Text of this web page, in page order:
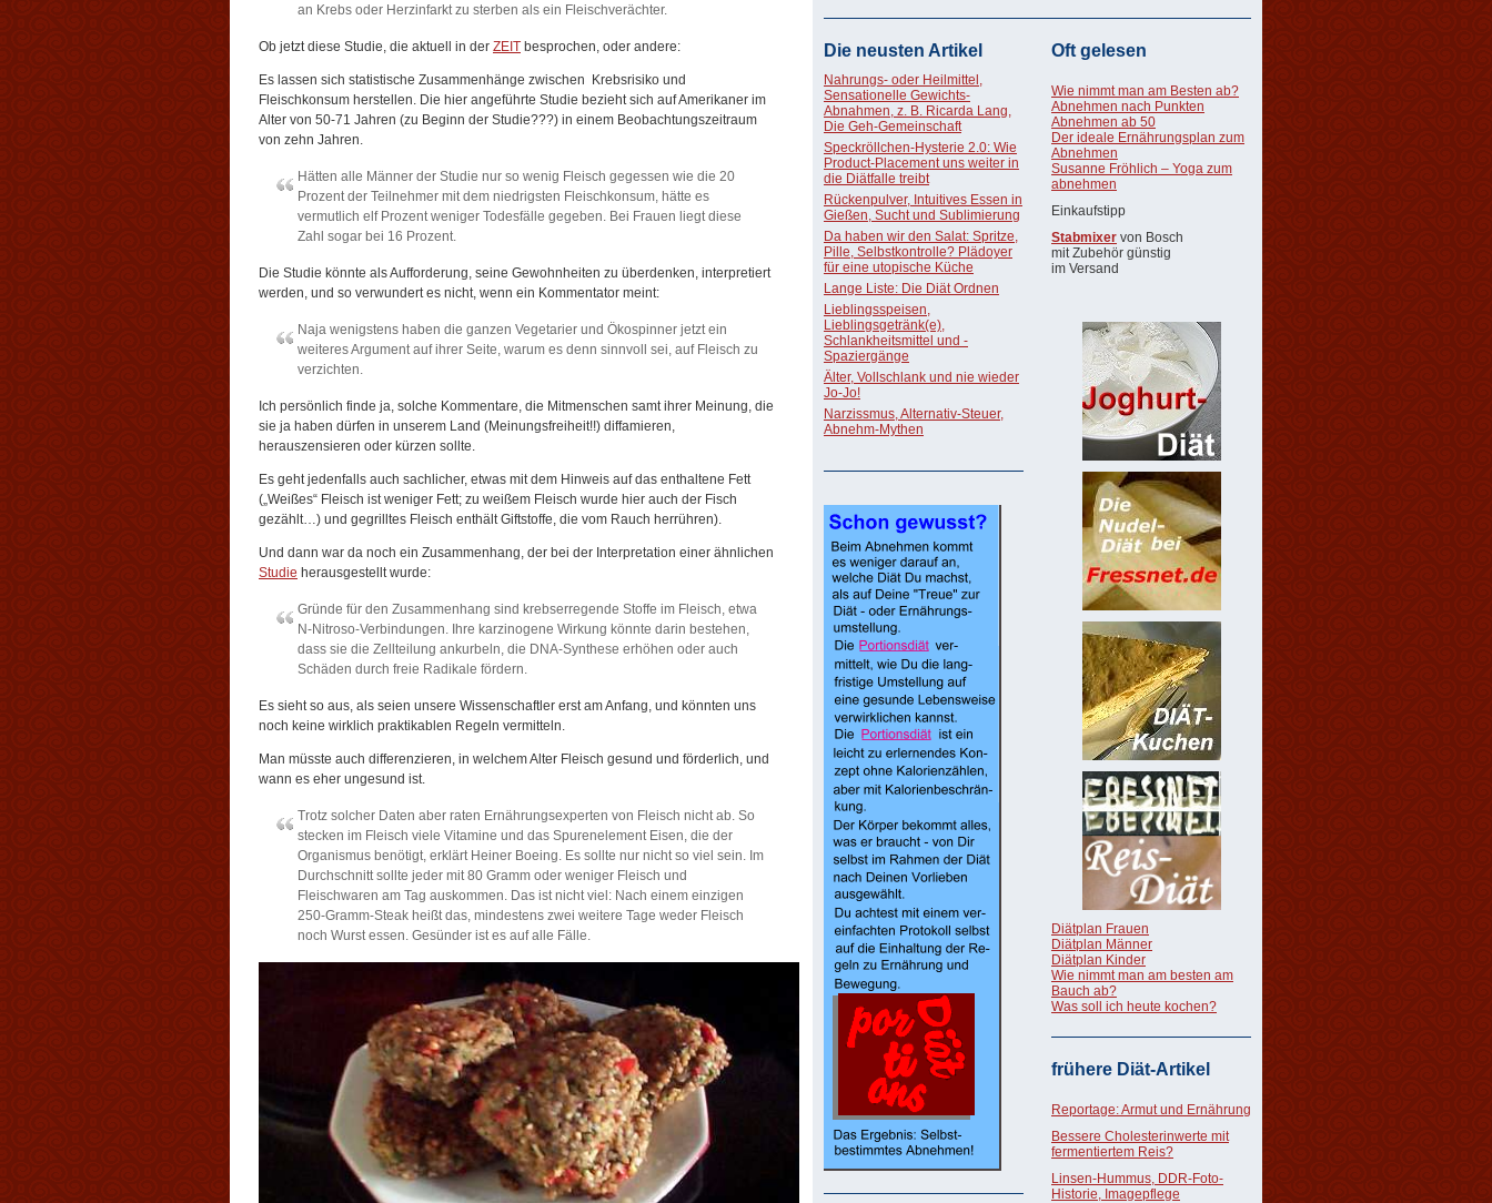
an Krebs oder Herzinfarkt zu sterben als ein Fleischverächter.
Ob jetzt diese Studie, die aktuell in der ZEIT besprochen, oder andere:
Es lassen sich statistische Zusammenhänge zwischen Krebsrisiko und
Fleischkonsum herstellen. Die hier angeführte Studie bezieht sich auf Amerikaner im
Alter von 50-71 Jahren (zu Beginn der Studie???) in einem Beobachtungszeitraum
von zehn Jahren.
Hätten alle Männer der Studie nur so wenig Fleisch gegessen wie die 20
Prozent der Teilnehmer mit dem niedrigsten Fleischkonsum, hätte es
vermutlich elf Prozent weniger Todesfälle gegeben. Bei Frauen liegt diese
Zahl sogar bei 16 Prozent.
Die Studie könnte als Aufforderung, seine Gewohnheiten zu überdenken, interpretiert
werden, und so verwundert es nicht, wenn ein Kommentator meint:
Naja wenigstens haben die ganzen Vegetarier und Ökospinner jetzt ein
weiteres Argument auf ihrer Seite, warum es denn sinnvoll sei, auf Fleisch zu
verzichten.
Ich persönlich finde ja, solche Kommentare, die Mitmenschen samt ihrer Meinung, die
sie ja haben dürfen in unserem Land (Meinungsfreiheit!!) diffamieren,
herauszensieren oder kürzen sollte.
Es geht jedenfalls auch sachlicher, etwas mit dem Hinweis auf das enthaltene Fett
(„Weißes“ Fleisch ist weniger Fett; zu weißem Fleisch wurde hier auch der Fisch
gezählt…) und gegrilltes Fleisch enthält Giftstoffe, die vom Rauch herrühren).
Und dann war da noch ein Zusammenhang, der bei der Interpretation einer ähnlichen
Studie herausgestellt wurde:
Gründe für den Zusammenhang sind krebserregende Stoffe im Fleisch, etwa
N-Nitroso-Verbindungen. Ihre karzinogene Wirkung könnte darin bestehen,
dass sie die Zellteilung ankurbeln, die DNA-Synthese erhöhen oder auch
Schäden durch freie Radikale fördern.
Es sieht so aus, als seien unsere Wissenschaftler erst am Anfang, und könnten uns
noch keine wirklich praktikablen Regeln vermitteln.
Man müsste auch differenzieren, in welchem Alter Fleisch gesund und förderlich, und
wann es eher ungesund ist.
Trotz solcher Daten aber raten Ernährungsexperten von Fleisch nicht ab. So
stecken im Fleisch viele Vitamine und das Spurenelement Eisen, die der
Organismus benötigt, erklärt Heiner Boeing. Es sollte nur nicht so viel sein. Im
Durchschnitt sollte jeder mit 80 Gramm oder weniger Fleisch und
Fleischwaren am Tag auskommen. Das ist nicht viel: Nach einem einzigen
250-Gramm-Steak heißt das, mindestens zwei weitere Tage weder Fleisch
noch Wurst essen. Gesünder ist es auf alle Fälle.
Die neusten Artikel
Nahrungs- oder Heilmittel,
Sensationelle Gewichts-
Abnahmen, z. B. Ricarda Lang,
Die Geh-Gemeinschaft
Speckröllchen-Hysterie 2.0: Wie
Product-Placement uns weiter in
die Diätfalle treibt
Rückenpulver, Intuitives Essen in
Gießen, Sucht und Sublimierung
Da haben wir den Salat: Spritze,
Pille, Selbstkontrolle? Plädoyer
für eine utopische Küche
Lange Liste: Die Diät Ordnen
Lieblingsspeisen,
Lieblingsgetränk(e),
Schlankheitsmittel und -
Spaziergänge
Älter, Vollschlank und nie wieder
Jo-Jo!
Narzissmus, Alternativ-Steuer,
Abnehm-Mythen
Oft gelesen
Wie nimmt man am Besten ab?
Abnehmen nach Punkten
Abnehmen ab 50
Der ideale Ernährungsplan zum
Abnehmen
Susanne Fröhlich – Yoga zum
abnehmen
Einkaufstipp
Stabmixer von Bosch
mit Zubehör günstig
im Versand
Diätplan Frauen
Diätplan Männer
Diätplan Kinder
Wie nimmt man am besten am
Bauch ab?
Was soll ich heute kochen?
frühere Diät-Artikel
Reportage: Armut und Ernährung
Bessere Cholesterinwerte mit
fermentiertem Reis?
Linsen-Hummus, DDR-Foto-
Historie, Imagepflege